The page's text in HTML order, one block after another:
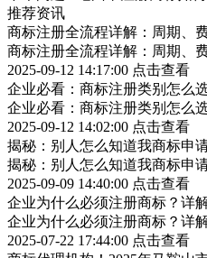
推荐资讯
商标注册全流程详解：周期、
商标注册全流程详解：周期、
2025-09-12 14:17:00 点击查看
企业必看：商标注册类别怎么
企业必看：商标注册类别怎么
2025-09-12 14:02:00 点击查看
揭秘：别人怎么知道我商标申
揭秘：别人怎么知道我商标申
2025-09-09 14:40:00 点击查看
企业为什么必须注册商标？详
企业为什么必须注册商标？详
2025-07-22 17:44:00 点击查看